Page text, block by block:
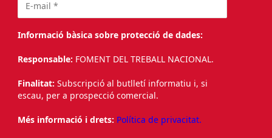
Informació bàsica sobre protecció de dades:
Responsable: FOMENT DEL TREBALL NACIONAL.
Finalitat: Subscripció al butlletí informatiu i, si
escau, per a prospecció comercial.
Més informació i drets: Política de privacitat.